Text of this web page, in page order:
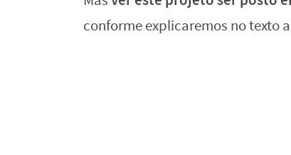
conforme explicaremos no texto